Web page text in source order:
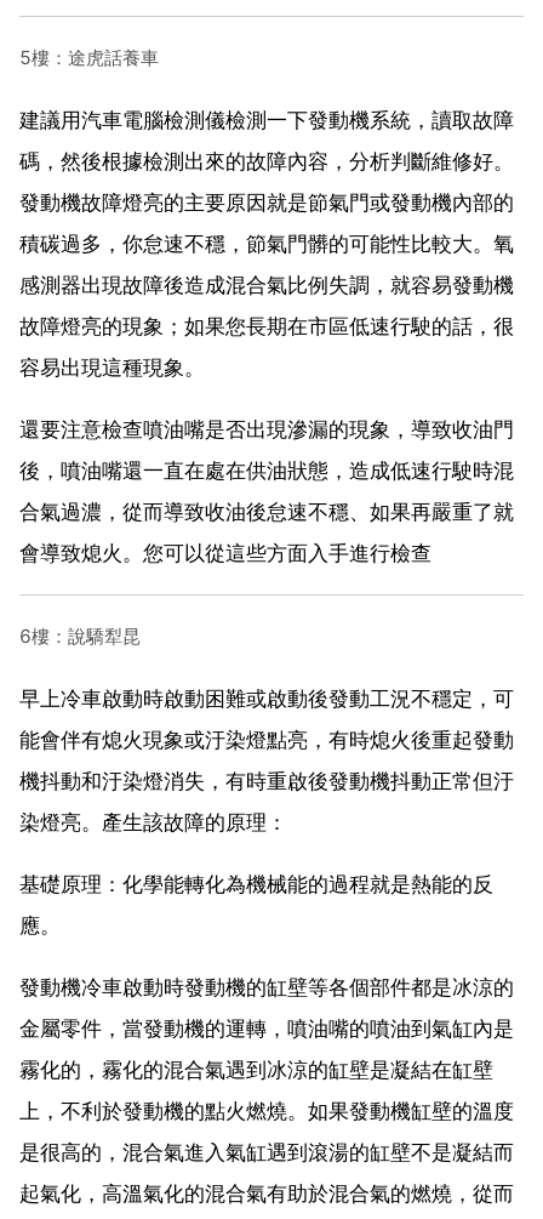
5樓：途虎話養車
建議用汽車電腦檢測儀檢測一下發動機系統，讀取故障
碼，然後根據檢測出來的故障內容，分析判斷維修好。
發動機故障燈亮的主要原因就是節氣門或發動機內部的
積碳過多，你怠速不穩，節氣門髒的可能性比較大。氧
感測器出現故障後造成混合氣比例失調，就容易發動機
故障燈亮的現象；如果您長期在市區低速行駛的話，很
容易出現這種現象。
還要注意檢查噴油嘴是否出現滲漏的現象，導致收油門
後，噴油嘴還一直在處在供油狀態，造成低速行駛時混
合氣過濃，從而導致收油後怠速不穩、如果再嚴重了就
會導致熄火。您可以從這些方面入手進行檢查
6樓：說驕犁昆
早上冷車啟動時啟動困難或啟動後發動工況不穩定，可
能會伴有熄火現象或汙染燈點亮，有時熄火後重起發動
機抖動和汙染燈消失，有時重啟後發動機抖動正常但汙
染燈亮。產生該故障的原理：
基礎原理：化學能轉化為機械能的過程就是熱能的反
應。
發動機冷車啟動時發動機的缸壁等各個部件都是冰涼的
金屬零件，當發動機的運轉，噴油嘴的噴油到氣缸內是
霧化的，霧化的混合氣遇到冰涼的缸壁是凝結在缸壁
上，不利於發動機的點火燃燒。如果發動機缸壁的溫度
是很高的，混合氣進入氣缸遇到滾湯的缸壁不是凝結而
起氣化，高溫氣化的混合氣有助於混合氣的燃燒，從而